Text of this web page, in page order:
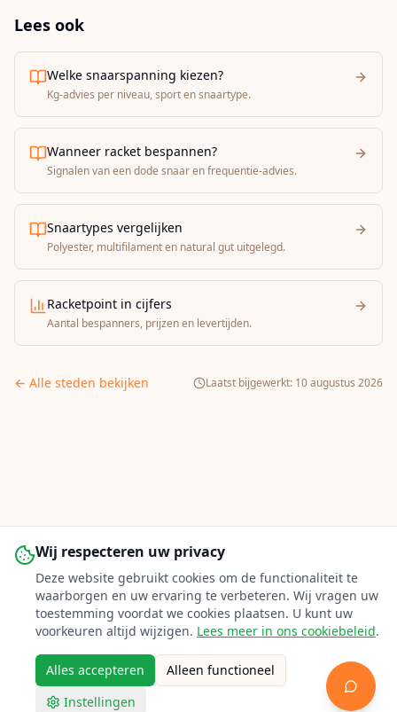
Lees ook
Welke snaarspanning kiezen?
Kg-advies per niveau, sport en snaartype.
Wanneer racket bespannen?
Signalen van een dode snaar en frequentie-advies.
Snaartypes vergelijken
Polyester, multifilament en natural gut uitgelegd.
Racketpoint in cijfers
Aantal bespanners, prijzen en levertijden.
← Alle steden bekijken Laatst bijgewerkt: 10 augustus 2026
Wij respecteren uw privacy
Deze website gebruikt cookies om de functionaliteit te
waarborgen en uw ervaring te verbeteren. Wij vragen uw
toestemming voordat we cookies plaatsen. U kunt uw
voorkeuren altijd wijzigen. Lees meer in ons cookiebeleid.
Alles accepteren
Alleen functioneel
Instellingen